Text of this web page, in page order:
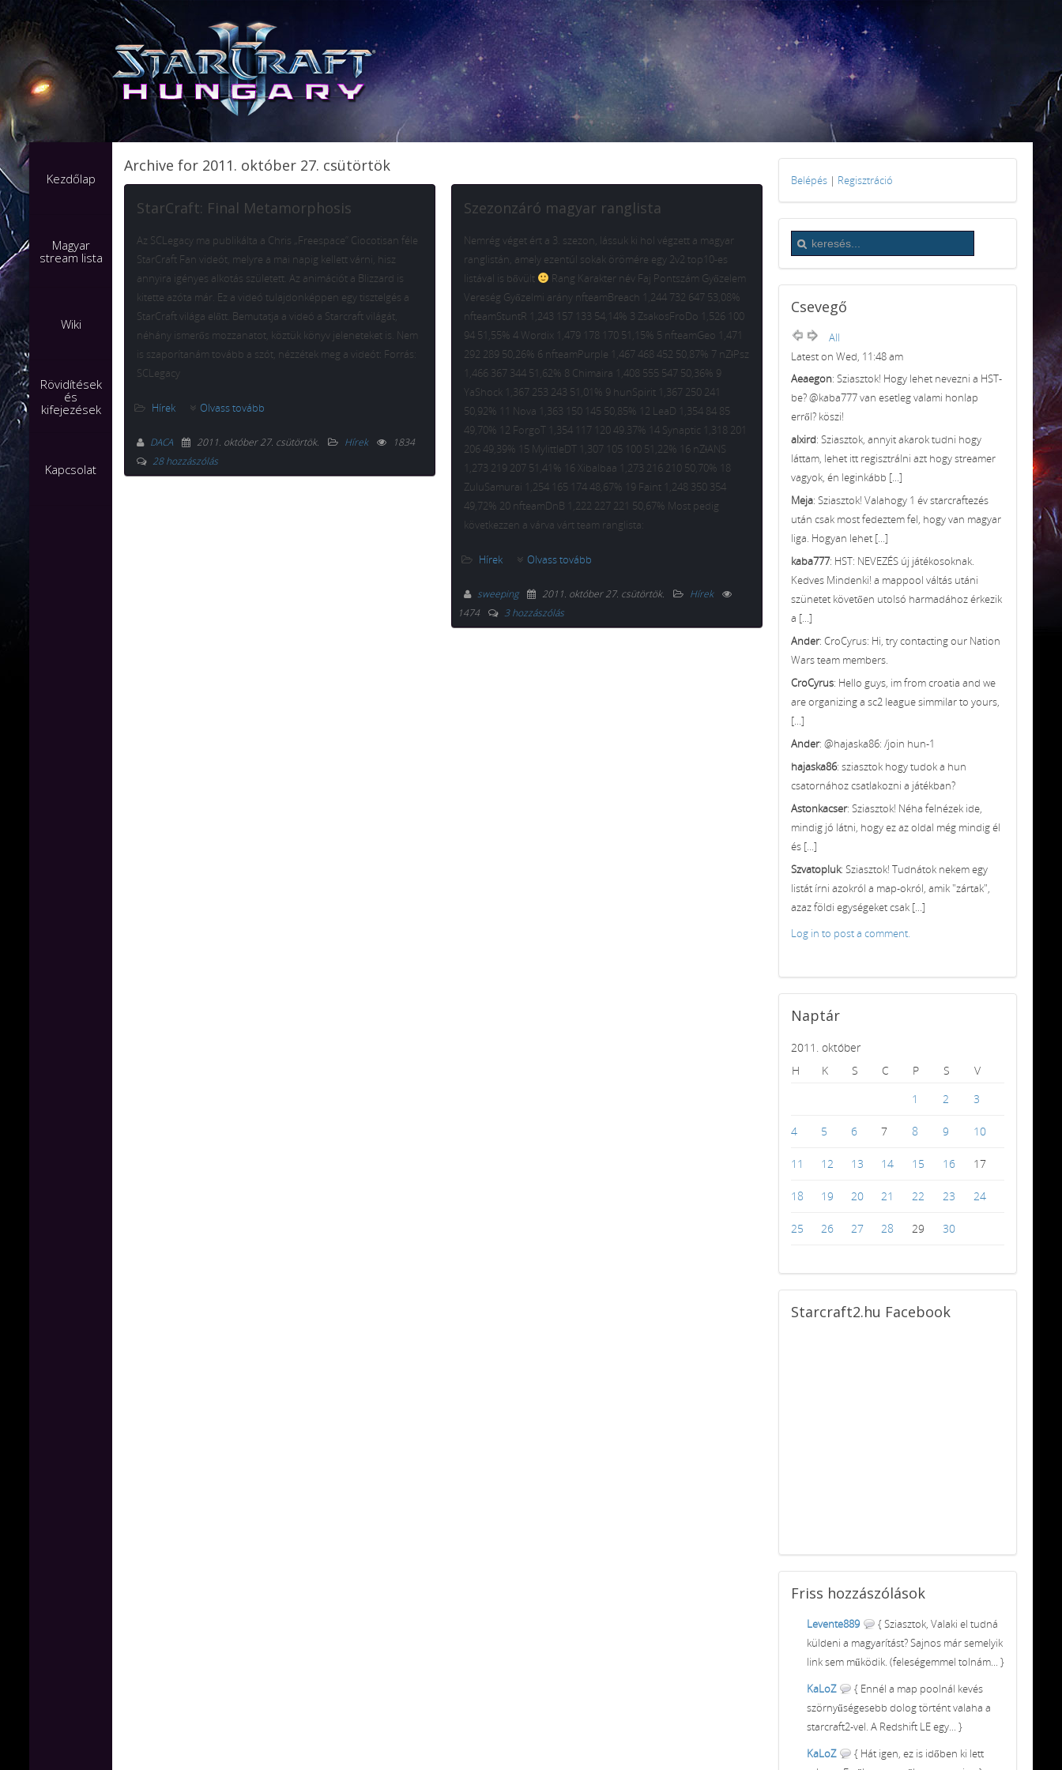
Kezdőlap
Magyar
stream lista
Wiki
Rövidítések
és
kifejezések
Kapcsolat
Archive for 2011. október 27. csütörtök
StarCraft: Final Metamorphosis
Az SCLegacy ma publikálta a Chris „Freespace” Ciocotisan féle
StarCraft Fan videót, melyre a mai napig kellett várni, hisz
annyira igényes alkotás született. Az animációt a Blizzard is
kitette azóta már. Ez a videó tulajdonképpen egy tisztelgés a
StarCraft világa előtt. Bemutatja a videó a Starcraft világát,
néhány ismerős mozzanatot, köztük könyv jeleneteket is. Nem
is szaporítanám tovább a szót, nézzétek meg a videót: Forrás:
SCLegacy
Hírek Olvass tovább
DACA 2011. október 27. csütörtök. Hírek
1834
28 hozzászólás
Szezonzáró magyar ranglista
Nemrég véget ért a 3. szezon, lássuk ki hol végzett a magyar
ranglistán, amely ezentúl sokak örömére egy 2v2 top10-es
listával is bővült
Rang Karakter név Faj Pontszám Győzelem
Vereség Győzelmi arány nfteamBreach 1,244 732 647 53,08%
nfteamStuntR 1,243 157 133 54,14% 3 ZsakosFroDo 1,526 100
94 51,55% 4 Wordix 1,479 178 170 51,15% 5 nfteamGeo 1,471
292 289 50,26% 6 nfteamPurple 1,467 468 452 50,87% 7 nZǂPsz
1,466 367 344 51,62% 8 Chimaira 1,408 555 547 50,36% 9
YaShock 1,367 253 243 51,01% 9 hunSpirit 1,367 250 241
50,92% 11 Nova 1,363 150 145 50,85% 12 LeaD 1,354 84 85
49,70% 12 ForgoT 1,354 117 120 49.37% 14 Synaptic 1,318 201
206 49,39% 15 MylittleDT 1,307 105 100 51,22% 16 nZǂANS
1,273 219 207 51,41% 16 Xibalbaa 1,273 216 210 50,70% 18
ZuluSamurai 1,254 165 174 48,67% 19 Faint 1,248 350 354
49,72% 20 nfteamDnB 1,222 227 221 50,67% Most pedig
következzen a várva várt team ranglista:
Hírek Olvass tovább
sweeping 2011. október 27. csütörtök.
Hírek
1474
3 hozzászólás
Belépés | Regisztráció
Csevegő
All
Latest on Wed, 11:48 am
Aeaegon: Sziasztok! Hogy lehet nevezni a HST-
be? @kaba777 van esetleg valami honlap
erről? köszi!
alxird: Sziasztok, annyit akarok tudni hogy
láttam, lehet itt regisztrálni azt hogy streamer
vagyok, én leginkább [...]
Meja: Sziasztok! Valahogy 1 év starcraftezés
után csak most fedeztem fel, hogy van magyar
liga. Hogyan lehet [...]
kaba777: HST: NEVEZÉS új játékosoknak.
Kedves Mindenki! a mappool váltás utáni
szünetet követően utolsó harmadához érkezik
a [...]
Ander: CroCyrus: Hi, try contacting our Nation
Wars team members.
CroCyrus: Hello guys, im from croatia and we
are organizing a sc2 league simmilar to yours,
[...]
Ander: @hajaska86: /join hun-1
hajaska86: sziasztok hogy tudok a hun
csatornához csatlakozni a játékban?
Astonkacser: Sziasztok! Néha felnézek ide,
mindig jó látni, hogy ez az oldal még mindig él
és [...]
Szvatopluk: Sziasztok! Tudnátok nekem egy
listát írni azokról a map-okról, amik "zártak",
azaz földi egységeket csak [...]
Log in to post a comment.
Naptár
2011. október
H
K S C P S
V
1
2 3
4 5 6 7 8 9 10
11 12 13 14 15 16 17
18 19 20 21 22 23 24
25 26 27 28 29 30
Starcraft2.hu Facebook
Friss hozzászólások
Levente889
{ Sziasztok, Valaki el tudná
küldeni a magyarítást? Sajnos már semelyik
link sem működik. (feleségemmel tolnám... }
KaLoZ
{ Ennél a map poolnál kevés
szörnyűségesebb dolog történt valaha a
starcraft2-vel. A Redshift LE egy... }
KaLoZ
{ Hát igen, ez is időben ki lett